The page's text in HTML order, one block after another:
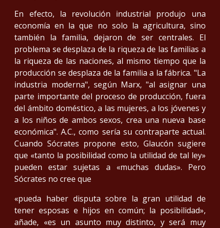
En efecto, la revolución industrial produjo una
economía en la que no solo la agricultura, sino
también la familia, dejaron de ser centrales. El
problema se desplaza de la riqueza de las familias a
la riqueza de las naciones, al mismo tiempo que la
producción se desplaza de la familia a la fábrica. "La
industria moderna", según Marx, "al asignar una
parte importante del proceso de producción, fuera
del ámbito doméstico, a las mujeres, a los jóvenes y
a los niños de ambos sexos, crea una nueva base
económica". A.C., como sería su contraparte actual.
Cuando Sócrates propone esto, Glaucón sugiere
que «tanto la posibilidad como la utilidad de tal ley»
pueden estar sujetas a «muchas dudas». Pero
Sócrates no cree que
«pueda haber disputa sobre la gran utilidad de
tener esposas e hijos en común; la posibilidad»,
añade, «es un asunto muy distinto, y será muy